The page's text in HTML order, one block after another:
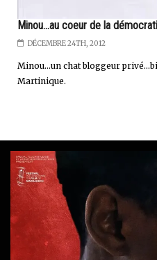
Minou...au coeur de la
DÉCEMBRE 24TH, 2012
Minou...un chat bloggeur
Martinique.